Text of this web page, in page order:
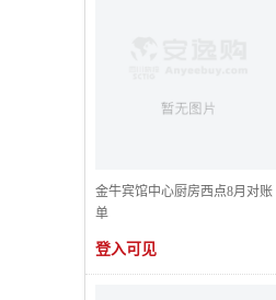
金牛宾馆中心厨房西点8月对账
单
登入可见